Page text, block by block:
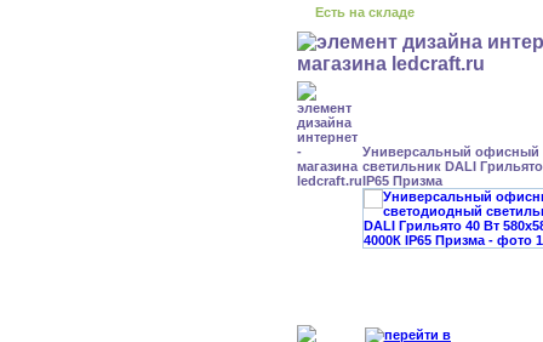
Есть на складе
Универсальный офисный
светильник DALI
IP65 Призма